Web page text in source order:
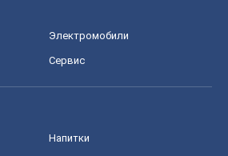
Электромобили
Сервис
Напитки